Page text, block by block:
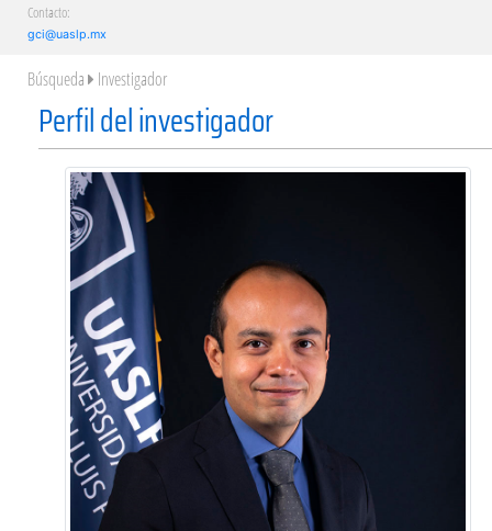
Contacto:
gci@uaslp.mx
Búsqueda Investigador
Perfil del investigador